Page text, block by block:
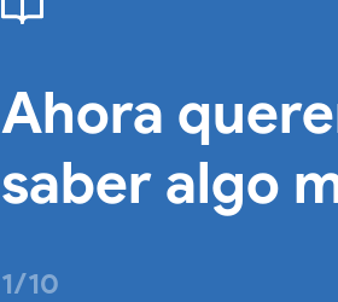
Ahora
saber algo
1/10